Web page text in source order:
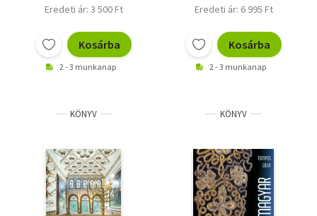
Eredeti ár: 3 500 Ft
Kosárba
2 - 3 munkanap
Eredeti ár: 6 995 Ft
Kosárba
2 - 3 munkanap
KÖNYV KÖNYV